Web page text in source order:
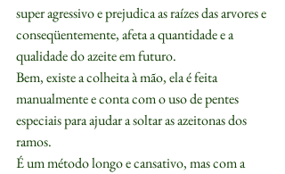
super agressivo e prejudica as raízes das arvores e
conseqüentemente, afeta a quantidade e a
qualidade do azeite em futuro.
Bem, existe a colheita à mão, ela é feita
manualmente e conta com o uso de pentes
especiais para ajudar a soltar as azeitonas dos
ramos.
É um método longo e cansativo, mas com a